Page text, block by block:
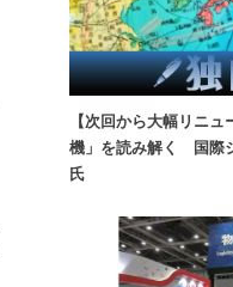
【次回から大幅リニ
機」を読み解く 国際
氏